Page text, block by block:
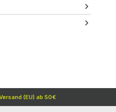
(EU) ab 50€